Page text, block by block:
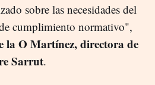
sobre las necesidades del
cumplimiento normativo",
la O Martínez, directora de
Sarrut.